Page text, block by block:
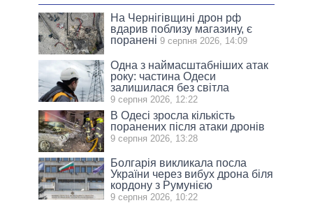
На Чернігівщині дрон рф
вдарив поблизу магазину, є
поранені 9 серпня 2026, 14:09
Одна з наймасштабніших атак
року: частина Одеси
залишилася без світла
9 серпня 2026, 12:22
В Одесі зросла кількість
поранених після атаки дронів
9 серпня 2026, 13:28
Болгарія викликала посла
України через вибух дрона біля
кордону з Румунією
9 серпня 2026, 10:22